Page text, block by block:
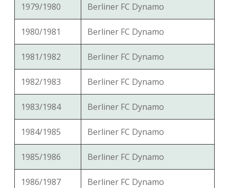
1979/1980 Berliner FC Dynamo
1980/1981 Berliner FC Dynamo
1981/1982 Berliner FC Dynamo
1982/1983 Berliner FC Dynamo
1983/1984 Berliner FC Dynamo
1984/1985 Berliner FC Dynamo
1985/1986 Berliner FC Dynamo
1986/1987 Berliner FC Dynamo